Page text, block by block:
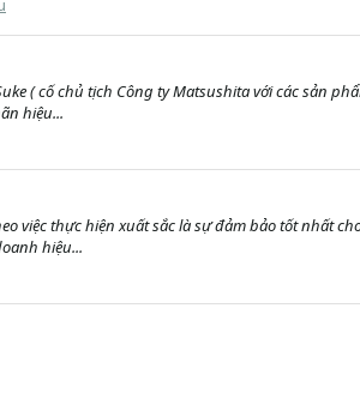
( cố chủ tịch Công ty Matsushita với các sản
hiệu...
việc thực hiện xuất sắc là sự đảm bảo tốt nhất
hiệu...